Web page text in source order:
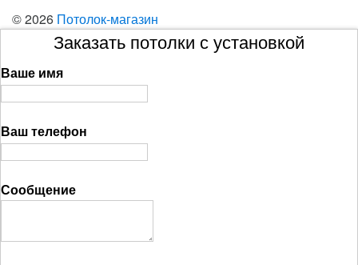
© 2026 Потолок-магазин
Заказать потолки с установкой
Ваше имя
Ваш телефон
Сообщение